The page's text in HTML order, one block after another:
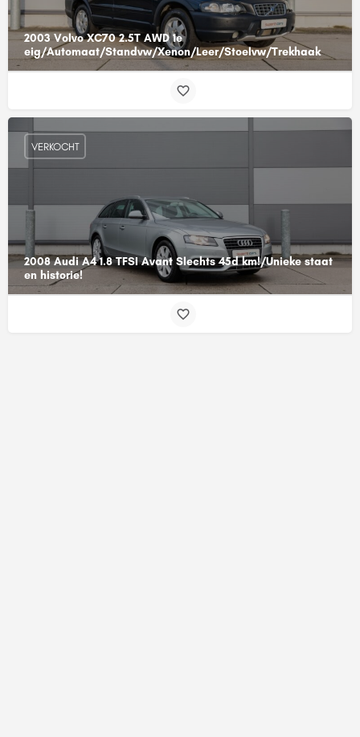
2003 Volvo XC70 2.5T AWD 1e
eig/Automaat/Standvw/Xenon/Leer/Stoelvw/Trekhaak
2008 Audi A4 1.8 TFSI Avant Slechts 45d km!/Unieke staat
en historie!
VERKOCHT